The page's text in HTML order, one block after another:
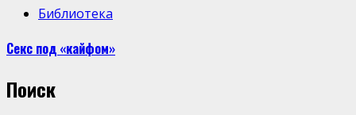
Библиотека
Секс под «кайфом»
Поиск